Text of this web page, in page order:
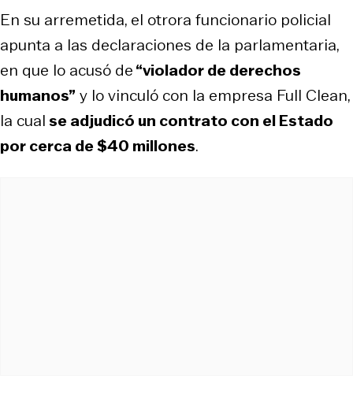
En su arremetida, el otrora funcionario policial
apunta a las declaraciones de la parlamentaria,
en que lo acusó de“violador de derechos
humanos” y lo vinculó con la empresa Full Clean,
la cualse adjudicó un contrato con el Estado
por cerca de $40 millones.